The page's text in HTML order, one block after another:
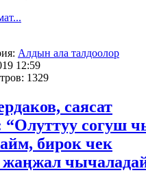
Алдын ала талдоолор
12:59
1329
саясат
“Олуттуу согуш
бирок чек